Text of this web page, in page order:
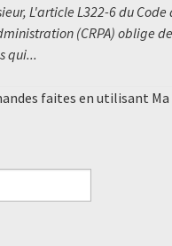
L'article L322-6 du
(CRPA) oblige
qui...
faites en utilisant